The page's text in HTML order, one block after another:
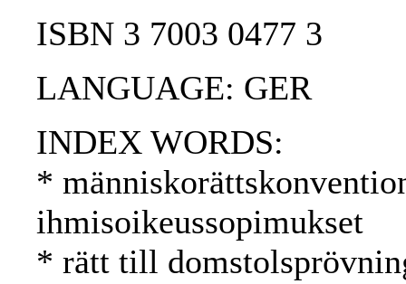
ISBN 3 7003 0477 3
LANGUAGE: GER
INDEX WORDS:
*
ihmisoikeussopimukset
* rätt till